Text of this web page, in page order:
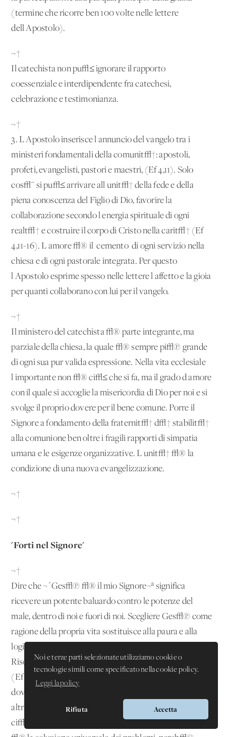
Noi e terze parti selezionate utilizziamo cookie o
tecnologie simili come specificato nella cookie policy.
Leggi la policy
Rifiuta Accetta
(termine che ricorre ben 100 volte nelle lettere
dell'Apostolo).
¬†
Il catechista non pu√≤ ignorare il rapporto
coessenziale e interdipendente fra catechesi,
celebrazione e testimonianza.
¬†
3. L'Apostolo inserisce l'annuncio del vangelo tra i
ministeri fondamentali della comunit√†: apostoli,
profeti, evangelisti, pastori e maestri, (Ef 4,11). Solo
cos√¨ si pu√≤ arrivare all'unit√† della fede e della
piena conoscenza del Figlio di Dio, favorire la
collaborazione secondo l'energia spirituale di ogni
realt√† e costruire il corpo di Cristo nella carit√† (Ef
4,11-16). L'amore √® il 'cemento' di ogni servizio nella
chiesa e di ogni pastorale integrata. Per questo
l'Apostolo esprime spesso nelle lettere l'affetto e la gioia
per quanti collaborano con lui per il vangelo.
¬†
Il ministero del catechista √® parte integrante, ma
parziale della chiesa, la quale √® sempre pi√π grande
di ogni sua pur valida espressione. Nella vita ecclesiale
l'importante non √® ci√≤ che si fa, ma il grado d'amore
con il quale si accoglie la misericordia di Dio per noi e si
svolge il proprio dovere per il bene comune. Porre il
Signore a fondamento della fraternit√† d√† stabilit√†
alla comunione ben oltre i fragili rapporti di simpatia
umana e le esigenze organizzative. L'unit√† √® la
condizione di una nuova evangelizzazione.
¬†
¬†
'Forti nel Signore'
¬†
Dire che ¬´Ges√π √® il mio Signore¬ª significa
ricevere un potente baluardo contro le potenze del
male, dentro di noi e fuori di noi. Scegliere Ges√π come
ragione della propria vita sostituisce alla paura e alla
logica del dovere il 'di pi√π' che viene dallo Spirito del
Risorto. E cos√¨, ¬´radicati e fondati nella carit√†¬ª
(Ef 3,17), i redenti costruiscono un mondo riconciliato,
dove la legge nuova dell'amore non consiste nel fare agli
altri ci√≤ che gli altri fanno a noi, ma nel fare agli altri
ci√≤ che Dio fa a noi (Col 3,12-15). L'amore vicendevole